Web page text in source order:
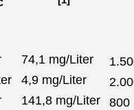
74,1 mg/Liter
4,9 mg/Liter
141,8 mg/Liter